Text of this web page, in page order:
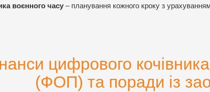
воєнного часу – планування кожного кроку з
цифрового
(ФОП) та поради із